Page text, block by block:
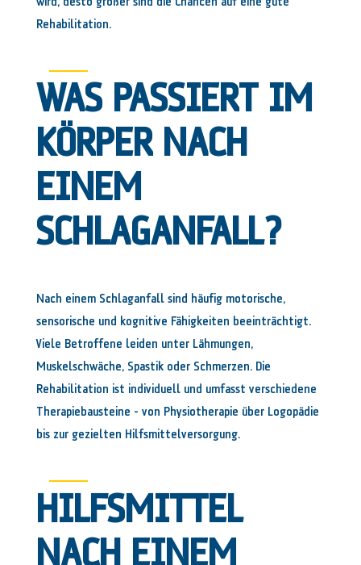
Rehabilitation.
WAS PASSIERT IM
KÖRPER NACH
EINEM
SCHLAGANFALL?
Nach einem Schlaganfall sind häufig motorische,
sensorische und kognitive Fähigkeiten beeinträchtigt.
Viele Betroffene leiden unter Lähmungen,
Muskelschwäche, Spastik oder Schmerzen. Die
Rehabilitation ist individuell und umfasst verschiedene
Therapiebausteine – von Physiotherapie über Logopädie
bis zur gezielten Hilfsmittelversorgung.
HILFSMITTEL
NACH EINEM